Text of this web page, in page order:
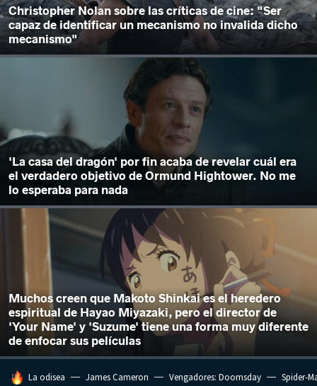
Christopher Nolan sobre las críticas de cine: "Ser
capaz de identificar un mecanismo no invalida dicho
mecanismo"
'La casa del dragón' por fin acaba de revelar cuál era
el verdadero objetivo de Ormund Hightower. No me
lo esperaba para nada
Muchos creen que Makoto Shinkai es el heredero
espiritual de Hayao Miyazaki, pero el director de
'Your Name' y 'Suzume' tiene una forma muy diferente
de enfocar sus películas
HOY SE HABLA DE
La odisea James Cameron Vengadores: Doomsday Spider-